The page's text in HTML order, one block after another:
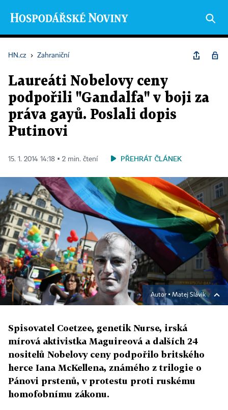
HN.cz › Zahraniční
Laureáti Nobelovy ceny
podpořili "Gandalfa" v boji za
práva gayů. Poslali dopis
Putinovi
15. 1. 2014 14:18 ▪ 2 min. čtení PŘEHRÁT ČLÁNEK
Autor ▪ Matej Slávik
Spisovatel Coetzee, genetik Nurse, irská
mírová aktivistka Maguireová a dalších 24
nositelů Nobelovy ceny podpořilo britského
herce Iana McKellena, známého z trilogie o
Pánovi prstenů, v protestu proti ruskému
homofobnímu zákonu.